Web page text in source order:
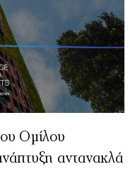
Ομίλου
αντανακλά